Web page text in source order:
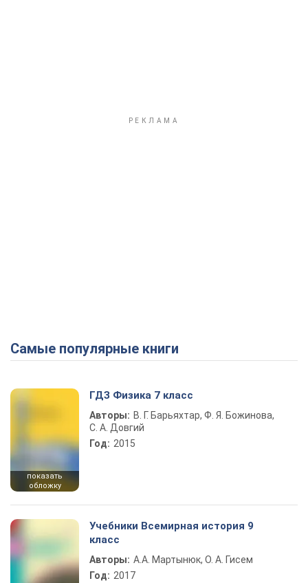
Самые популярные книги
показать
обложку
ГДЗ Физика 7 класс
Авторы: В. Г. Барьяхтар, Ф. Я. Божинова,
С. А. Довгий
Год: 2015
Учебники Всемирная история 9
класс
Авторы: А.А. Мартынюк, О. А. Гисем
Год: 2017